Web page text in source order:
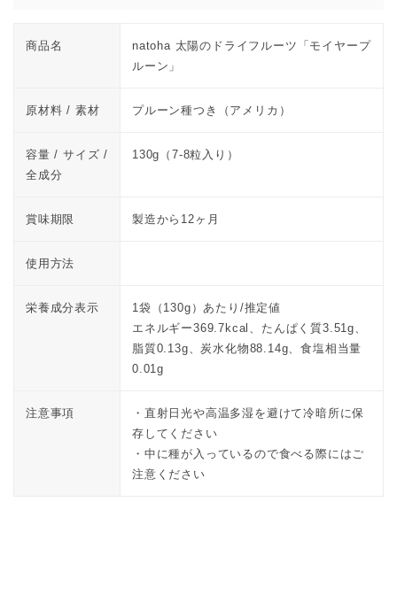
商品名
natoha 太陽のドライフルーツ「モイヤープ
ルーン」
原材料 / 素材 プルーン種つき（アメリカ）
容量 / サイズ /
全成分
130g（7-8粒入り）
賞味期限 製造から12ヶ月
使用方法
栄養成分表示
1袋（130g）あたり/推定値
エネルギー369.7kcal、たんぱく質3.51g、
脂質0.13g、炭水化物88.14g、食塩相当量
0.01g
注意事項
・直射日光や高温多湿を避けて冷暗所に保
存してください
・中に種が入っているので食べる際にはご
注意ください